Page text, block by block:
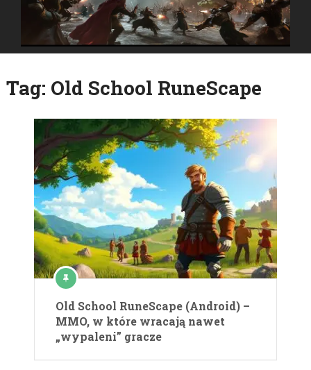
Tag: Old School RuneScape
Old School RuneScape (Android) –
MMO, w które wracają nawet
„wypaleni” gracze